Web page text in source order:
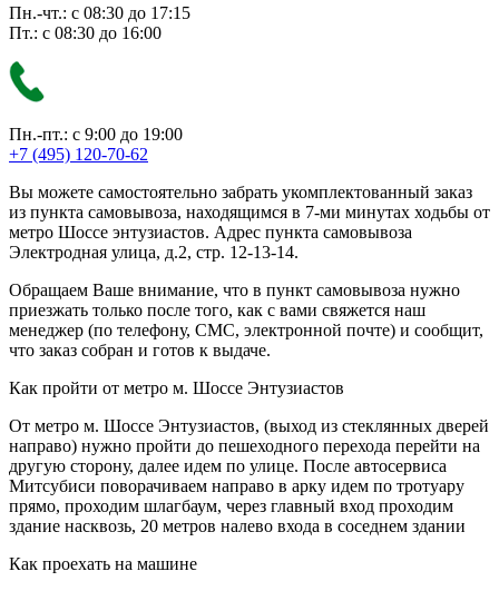
Пн.-чт.: с 08:30 до 17:15
Пт.: с 08:30 до 16:00
Пн.-пт.: с 9:00 до 19:00
+7 (495) 120-70-62
Вы можете самостоятельно забрать укомплектованный заказ
из пункта самовывоза, находящимся в 7-ми минутах ходьбы от
метро Шоссе энтузиастов. Адрес пункта самовывоза
Электродная улица, д.2, стр. 12-13-14.
Обращаем Ваше внимание, что в пункт самовывоза нужно
приезжать только после того, как с вами свяжется наш
менеджер (по телефону, СМС, электронной почте) и сообщит,
что заказ собран и готов к выдаче.
Как пройти от метро м. Шоссе Энтузиастов
От метро м. Шоссе Энтузиастов, (выход из стеклянных дверей
направо) нужно пройти до пешеходного перехода перейти на
другую сторону, далее идем по улице. После автосервиса
Митсубиси поворачиваем направо в арку идем по тротуару
прямо, проходим шлагбаум, через главный вход проходим
здание насквозь, 20 метров налево входа в соседнем здании
Как проехать на машине